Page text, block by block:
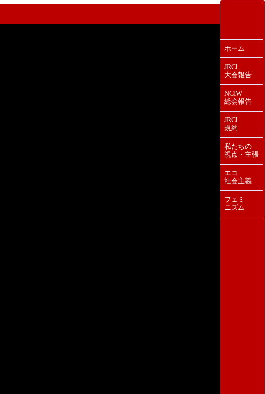
ホーム
JRCL
大会報告
NCIW
総会報告
JRCL
規約
私たちの
視点・主張
エコ
社会主義
フェミ
ニズム